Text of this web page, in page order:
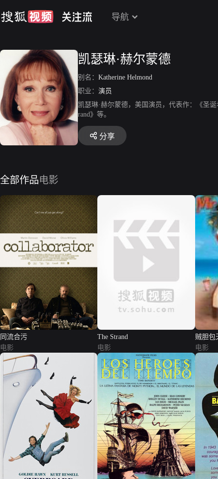
导航
凯瑟琳·赫尔蒙德
别名： Katherine Helmond
职业： 演员
凯瑟琳·赫尔蒙德，美国演员，代表作：《圣
rand》等。
分享
全部作品电影
同流合污
电影
The Strand
电影
贼胆包
电影